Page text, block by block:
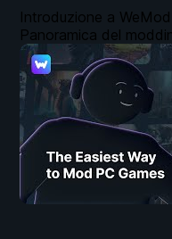
Introduzione a WeMod
Panoramica del